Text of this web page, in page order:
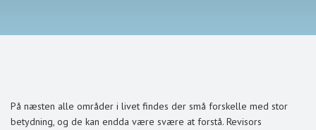
På næsten alle områder i livet findes der små forskelle med stor
betydning, og de kan endda være svære at forstå. Revisors